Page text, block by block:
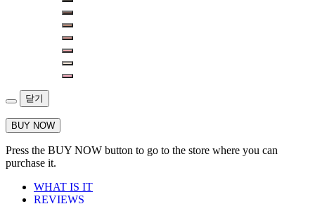
닫기
BUY NOW
Press the BUY NOW button to go to the store where you can
purchase it.
WHAT IS IT
REVIEWS